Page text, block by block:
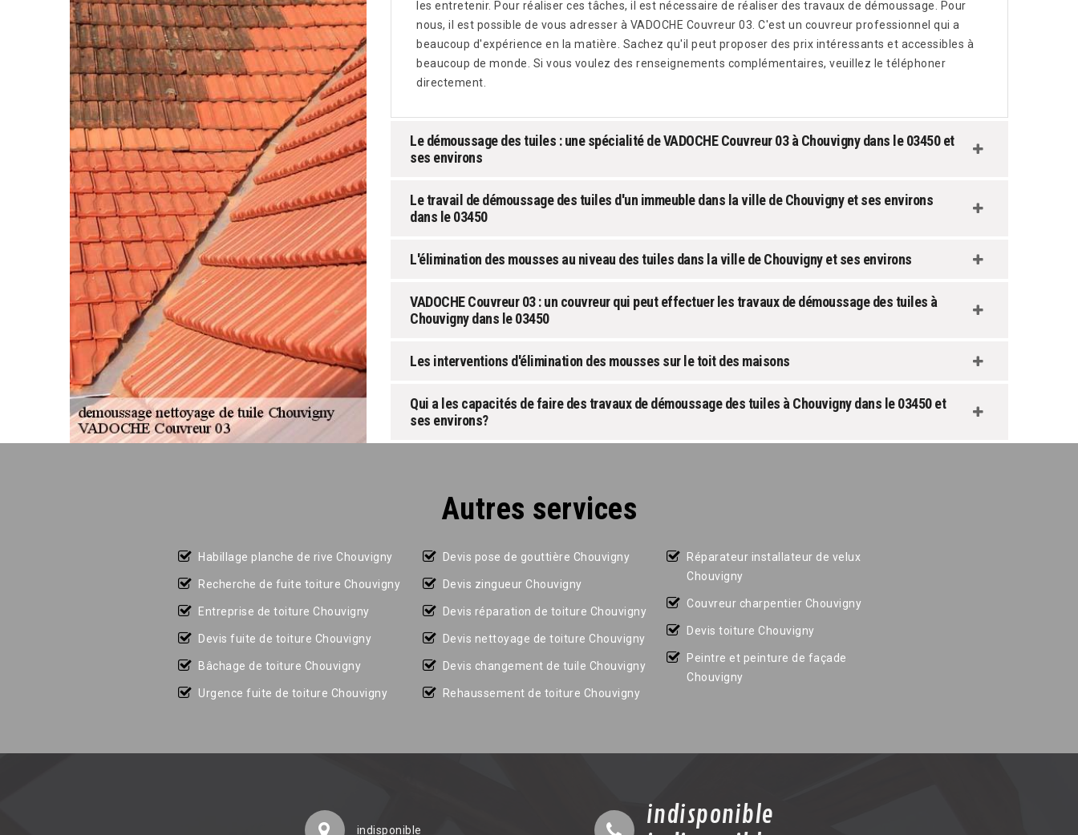
les entretenir. Pour réaliser ces tâches, il est nécessaire de réaliser des travaux de démoussage. Pour
nous, il est possible de vous adresser à VADOCHE Couvreur 03. C'est un couvreur professionnel qui a
beaucoup d'expérience en la matière. Sachez qu'il peut proposer des prix intéressants et accessibles à
beaucoup de monde. Si vous voulez des renseignements complémentaires, veuillez le téléphoner
directement.
Le démoussage des tuiles : une spécialité de VADOCHE Couvreur 03 à Chouvigny dans le 03450 et
ses environs
Le travail de démoussage des tuiles d'un immeuble dans la ville de Chouvigny et ses environs
dans le 03450
L'élimination des mousses au niveau des tuiles dans la ville de Chouvigny et ses environs
VADOCHE Couvreur 03 : un couvreur qui peut effectuer les travaux de démoussage des tuiles à
Chouvigny dans le 03450
Les interventions d'élimination des mousses sur le toit des maisons
Qui a les capacités de faire des travaux de démoussage des tuiles à Chouvigny dans le 03450 et
ses environs?
Autres services
Habillage planche de rive Chouvigny
Recherche de fuite toiture Chouvigny
Entreprise de toiture Chouvigny
Devis fuite de toiture Chouvigny
Bâchage de toiture Chouvigny
Urgence fuite de toiture Chouvigny
Devis pose de gouttière Chouvigny
Devis zingueur Chouvigny
Devis réparation de toiture Chouvigny
Devis nettoyage de toiture Chouvigny
Devis changement de tuile Chouvigny
Rehaussement de toiture Chouvigny
Réparateur installateur de velux
Chouvigny
Couvreur charpentier Chouvigny
Devis toiture Chouvigny
Peintre et peinture de façade
Chouvigny
indisponible
indisponible